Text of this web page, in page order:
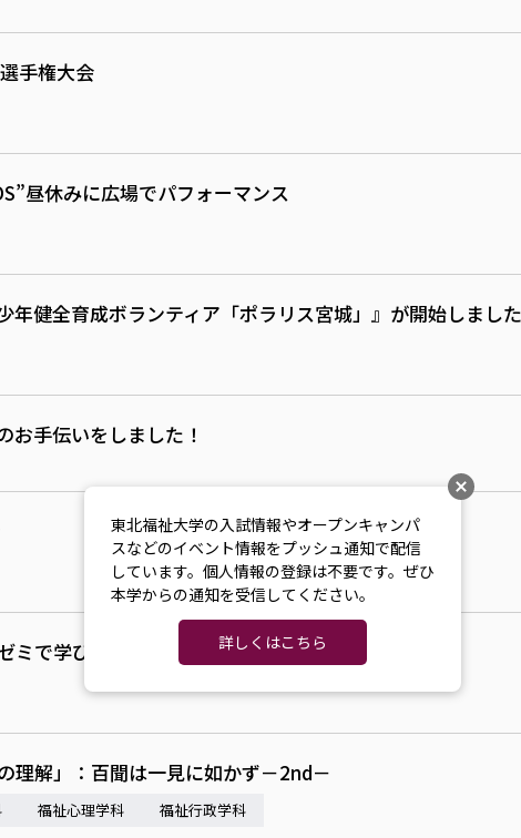
手権大会
昼休みに広場でパフォーマンス
年健全育成ボランティア「ポラリス宮城」』が開始しまし
お手伝いをしました！
で学びのリレー
理解」：百聞は一見に如かず－2nd－
福祉心理学科 福祉行政学科
東北福祉大学の入試情報やオープンキャンパ
スなどのイベント情報をプッシュ通知で配信
しています。個人情報の登録は不要です。ぜひ
本学からの通知を受信してください。
詳しくはこちら